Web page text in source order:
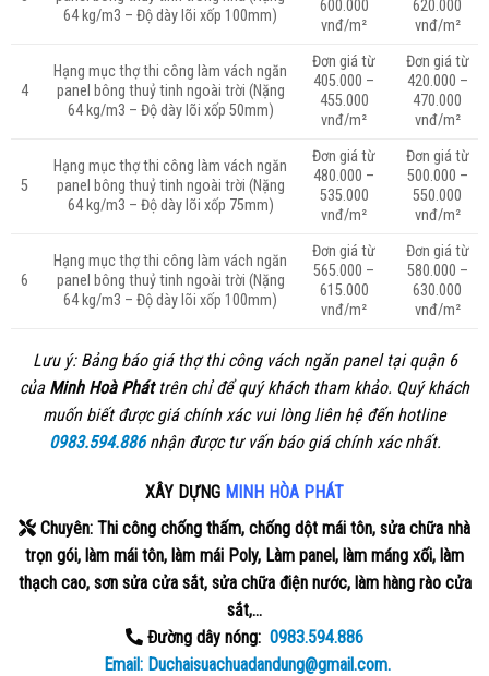
64 kg/m3 – Độ dày lõi xốp 100mm)
600.000
vnđ/m²
620.000
vnđ/m²
4
Hạng mục thợ thi công làm vách ngăn
panel bông thuỷ tinh ngoài trời (Nặng
64 kg/m3 – Độ dày lõi xốp 50mm)
Đơn giá từ
405.000 –
455.000
vnđ/m²
Đơn giá từ
420.000 –
470.000
vnđ/m²
5
Hạng mục thợ thi công làm vách ngăn
panel bông thuỷ tinh ngoài trời (Nặng
64 kg/m3 – Độ dày lõi xốp 75mm)
Đơn giá từ
480.000 –
535.000
vnđ/m²
Đơn giá từ
500.000 –
550.000
vnđ/m²
6
Hạng mục thợ thi công làm vách ngăn
panel bông thuỷ tinh ngoài trời (Nặng
64 kg/m3 – Độ dày lõi xốp 100mm)
Đơn giá từ
565.000 –
615.000
vnđ/m²
Đơn giá từ
580.000 –
630.000
vnđ/m²
Lưu ý: Bảng báo giá thợ thi công vách ngăn panel tại quận 6
của Minh Hoà Pháttrên chỉ để quý khách tham khảo. Quý khách
muốn biết được giá chính xác vui lòng liên hệ đến hotline
0983.594.886nhận được tư vấn báo giá chính xác nhất.
XÂY DỰNG MINH HÒA PHÁT
Chuyên: Thi công chống thấm, chống dột mái tôn, sửa chữa nhà
trọn gói, làm mái tôn, làm mái Poly, Làm panel, làm máng xối, làm
thạch cao, sơn sửa cửa sắt, sửa chữa điện nước, làm hàng rào cửa
sắt,…
Đường dây nóng: 0983.594.886
Email: Duchaisuachuadandung@gmail.com.